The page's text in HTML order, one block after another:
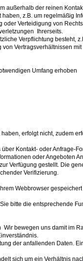
außerhalb der reinen
z.B. um regelmäßig
oder Verteidigung von
Ihrerseits.
Verpflichtung besteht,
Vertragsverhältnissen
Umfang erhoben
erfolgt nicht, zudem
Kontakt- oder
oder
Verfügung gestellt. Die
Verifizierung.
Webbrowser
bitte die entsprechende
bewegen uns damit im
der anfallenden Daten.
sich um ein Verhältnis